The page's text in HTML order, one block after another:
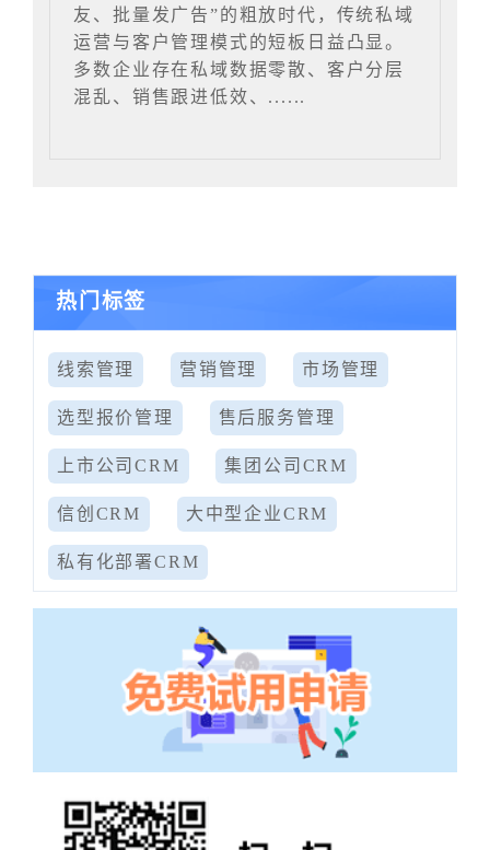
友、批量发广告”的粗放时代，传统私域
运营与客户管理模式的短板日益凸显。
多数企业存在私域数据零散、客户分层
混乱、销售跟进低效、......
热门标签
线索管理 营销管理 市场管理
选型报价管理 售后服务管理
上市公司CRM 集团公司CRM
信创CRM 大中型企业CRM
私有化部署CRM